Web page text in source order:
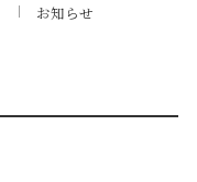
お知らせ